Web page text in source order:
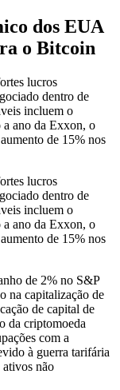
dos EUA
o Bitcoin
lucros
dentro de
​​incluem o
a ano da Exxon, o
de 15% nos
lucros
dentro de
​​incluem o
a ano da Exxon, o
de 15% nos
de 2% no S&P
na capitalização de
de capital de
da criptomoeda
com a
à guerra tarifária
ativos não